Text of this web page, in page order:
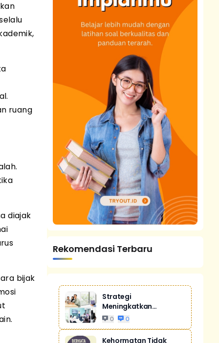
ruang
diajak
bijak
Rekomendasi Terbaru
Strategi
Meningkatkan
Penjualan Melalui
0 0
Kehormatan Tidak